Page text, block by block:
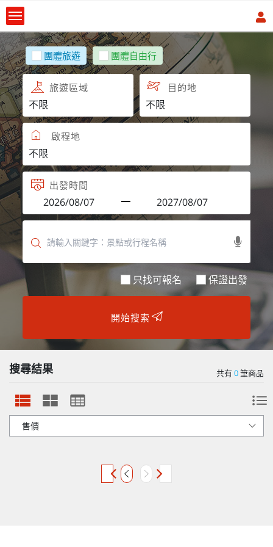
團體旅遊 團體自由行
旅遊區域 目的地
啟程地
出發時間
只找可報名 保證出發
開始搜索
搜尋結果 共有0筆商品